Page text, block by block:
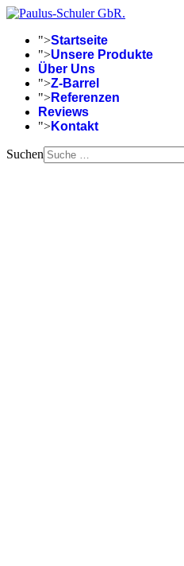
">Startseite
">Unsere Produkte
Über Uns
">Z-Barrel
">Referenzen
Reviews
">Kontakt
Suchen